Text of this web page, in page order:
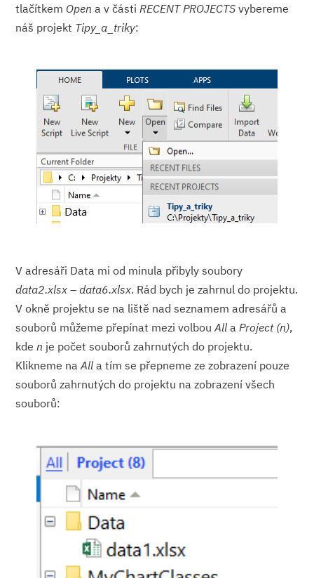
tlačítkem Open a v části RECENT PROJECTS vybereme
náš projekt Tipy_a_triky:
V adresáři Data mi od minula přibyly soubory
data2.xlsx –data6.xlsx. Rád bych je zahrnul do projektu.
V okně projektu se na liště nad seznamem adresářů a
souborů můžeme přepínat mezi volbouAll aProject (n),
kden je počet souborů zahrnutých do projektu.
Klikneme naAll a tím se přepneme ze zobrazení pouze
souborů zahrnutých do projektu na zobrazení všech
souborů: